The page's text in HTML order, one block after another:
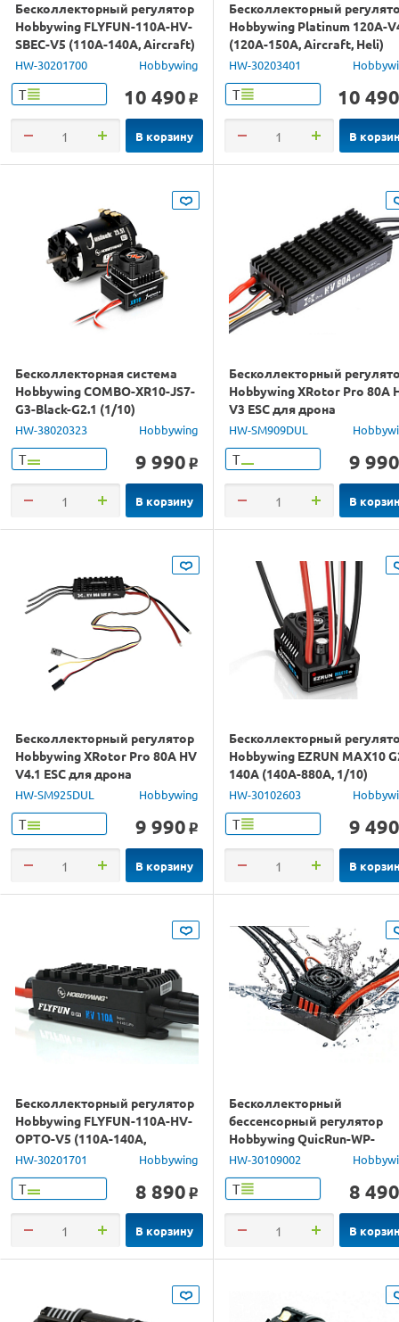
Бесколлекторный регулятор
Hobbywing FLYFUN-110A-HV-
SBEC-V5 (110A-140A, Aircraft)
HW-30201700 Hobbywing
Т 10 490 o
В корзину
Бесколлекторный
Hobbywing Platinum 120A-
(120A-150A, Aircraft, Heli)
HW-30203401
Т 10 490
В
Бесколлекторная система
Hobbywing COMBO-XR10-JS7-
G3-Black-G2.1 (1/10)
HW-38020323 Hobbywing
Т 9 990 o
В корзину
Бесколлекторный
Hobbywing XRotor Pro 80A
V3 ESC для дрона
HW-SM909DUL
Т 9 990
В
Бесколлекторный регулятор
Hobbywing XRotor Pro 80A HV
V4.1 ESC для дрона
HW-SM925DUL Hobbywing
Т 9 990 o
В корзину
Бесколлекторный
Hobbywing EZRUN MAX10
140A (140A-880A, 1/10)
влагозащищённый
HW-30102603
Т 9 490
В
Бесколлекторный регулятор
Hobbywing FLYFUN-110A-HV-
OPTO-V5 (110A-140A,
Aircraft)
HW-30201701 Hobbywing
Т 8 890 o
В корзину
Бесколлекторный
бессенсорный регулятор
Hobbywing QuicRun-WP-
8BL150-V2-CTP (150A-
1/8)
HW-30109002
Т 8 490
В